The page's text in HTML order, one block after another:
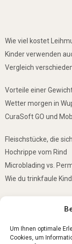
Um Ihnen optimale
Cookies, um
Wie viel kostet
Kinder verwenden
Vergleich
Vorteile einer
Wetter morgen in
CuraSoft GO und
Fleischstücke, die
Hochrippe vom Rind
Microblading vs.
Wie du trinkfaule
5 Gründe, warum
Ist Lockpicking in